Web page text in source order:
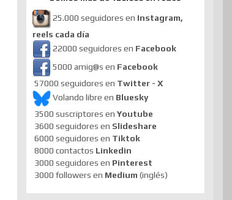
25.000 seguidores en Instagram,
reels cada día
22000 seguidores en Facebook
5000 amig@s en Facebook
57000 seguidores en Twitter - X
Volando libre en Bluesky
3500 suscriptores en Youtube
3600 seguidores en Slideshare
6000 seguidores en Tiktok
8000 contactos Linkedin
3000 seguidores en Pinterest
3000 followers en Medium (inglés)